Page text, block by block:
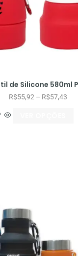
de Silicone 580ml
R$55,92 – R$57,43